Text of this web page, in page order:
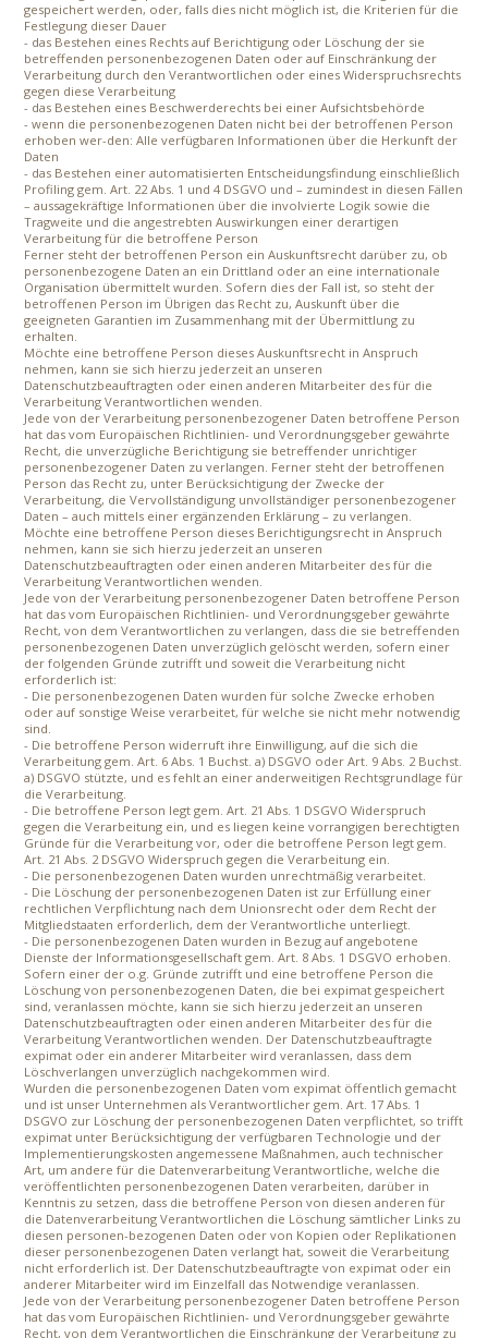
gespeichert werden, oder, falls dies nicht möglich ist, die Kriterien für die
Festlegung dieser Dauer
- das Bestehen eines Rechts auf Berichtigung oder Löschung der sie
betreffenden personenbezogenen Daten oder auf Einschränkung der
Verarbeitung durch den Verantwortlichen oder eines Widerspruchsrechts
gegen diese Verarbeitung
- das Bestehen eines Beschwerderechts bei einer Aufsichtsbehörde
- wenn die personenbezogenen Daten nicht bei der betroffenen Person
erhoben wer-den: Alle verfügbaren Informationen über die Herkunft der
Daten
- das Bestehen einer automatisierten Entscheidungsfindung einschließlich
Profiling gem. Art. 22 Abs. 1 und 4 DSGVO und – zumindest in diesen Fällen
– aussagekräftige Informationen über die involvierte Logik sowie die
Tragweite und die angestrebten Auswirkungen einer derartigen
Verarbeitung für die betroffene Person
Ferner steht der betroffenen Person ein Auskunftsrecht darüber zu, ob
personenbezogene Daten an ein Drittland oder an eine internationale
Organisation übermittelt wurden. Sofern dies der Fall ist, so steht der
betroffenen Person im Übrigen das Recht zu, Auskunft über die
geeigneten Garantien im Zusammenhang mit der Übermittlung zu
erhalten.
Möchte eine betroffene Person dieses Auskunftsrecht in Anspruch
nehmen, kann sie sich hierzu jederzeit an unseren
Datenschutzbeauftragten oder einen anderen Mitarbeiter des für die
Verarbeitung Verantwortlichen wenden.
Jede von der Verarbeitung personenbezogener Daten betroffene Person
hat das vom Europäischen Richtlinien- und Verordnungsgeber gewährte
Recht, die unverzügliche Berichtigung sie betreffender unrichtiger
personenbezogener Daten zu verlangen. Ferner steht der betroffenen
Person das Recht zu, unter Berücksichtigung der Zwecke der
Verarbeitung, die Vervollständigung unvollständiger personenbezogener
Daten – auch mittels einer ergänzenden Erklärung – zu verlangen.
Möchte eine betroffene Person dieses Berichtigungsrecht in Anspruch
nehmen, kann sie sich hierzu jederzeit an unseren
Datenschutzbeauftragten oder einen anderen Mitarbeiter des für die
Verarbeitung Verantwortlichen wenden.
Jede von der Verarbeitung personenbezogener Daten betroffene Person
hat das vom Europäischen Richtlinien- und Verordnungsgeber gewährte
Recht, von dem Verantwortlichen zu verlangen, dass die sie betreffenden
personenbezogenen Daten unverzüglich gelöscht werden, sofern einer
der folgenden Gründe zutrifft und soweit die Verarbeitung nicht
erforderlich ist:
- Die personenbezogenen Daten wurden für solche Zwecke erhoben
oder auf sonstige Weise verarbeitet, für welche sie nicht mehr notwendig
sind.
- Die betroffene Person widerruft ihre Einwilligung, auf die sich die
Verarbeitung gem. Art. 6 Abs. 1 Buchst. a) DSGVO oder Art. 9 Abs. 2 Buchst.
a) DSGVO stützte, und es fehlt an einer anderweitigen Rechtsgrundlage für
die Verarbeitung.
- Die betroffene Person legt gem. Art. 21 Abs. 1 DSGVO Widerspruch
gegen die Verarbeitung ein, und es liegen keine vorrangigen berechtigten
Gründe für die Verarbeitung vor, oder die betroffene Person legt gem.
Art. 21 Abs. 2 DSGVO Widerspruch gegen die Verarbeitung ein.
- Die personenbezogenen Daten wurden unrechtmäßig verarbeitet.
- Die Löschung der personenbezogenen Daten ist zur Erfüllung einer
rechtlichen Verpflichtung nach dem Unionsrecht oder dem Recht der
Mitgliedstaaten erforderlich, dem der Verantwortliche unterliegt.
- Die personenbezogenen Daten wurden in Bezug auf angebotene
Dienste der Informationsgesellschaft gem. Art. 8 Abs. 1 DSGVO erhoben.
Sofern einer der o.g. Gründe zutrifft und eine betroffene Person die
Löschung von personenbezogenen Daten, die bei expimat gespeichert
sind, veranlassen möchte, kann sie sich hierzu jederzeit an unseren
Datenschutzbeauftragten oder einen anderen Mitarbeiter des für die
Verarbeitung Verantwortlichen wenden. Der Datenschutzbeauftragte
expimat oder ein anderer Mitarbeiter wird veranlassen, dass dem
Löschverlangen unverzüglich nachgekommen wird.
Wurden die personenbezogenen Daten vom expimat öffentlich gemacht
und ist unser Unternehmen als Verantwortlicher gem. Art. 17 Abs. 1
DSGVO zur Löschung der personenbezogenen Daten verpflichtet, so trifft
expimat unter Berücksichtigung der verfügbaren Technologie und der
Implementierungskosten angemessene Maßnahmen, auch technischer
Art, um andere für die Datenverarbeitung Verantwortliche, welche die
veröffentlichten personenbezogenen Daten verarbeiten, darüber in
Kenntnis zu setzen, dass die betroffene Person von diesen anderen für
die Datenverarbeitung Verantwortlichen die Löschung sämtlicher Links zu
diesen personen-bezogenen Daten oder von Kopien oder Replikationen
dieser personenbezogenen Daten verlangt hat, soweit die Verarbeitung
nicht erforderlich ist. Der Datenschutzbeauftragte von expimat oder ein
anderer Mitarbeiter wird im Einzelfall das Notwendige veranlassen.
Jede von der Verarbeitung personenbezogener Daten betroffene Person
hat das vom Europäischen Richtlinien- und Verordnungsgeber gewährte
Recht, von dem Verantwortlichen die Einschränkung der Verarbeitung zu